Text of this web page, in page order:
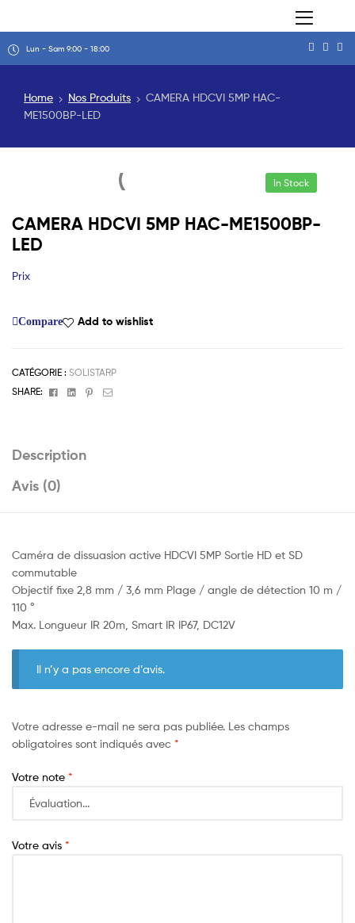
Lun - Sam 9:00 - 18:00
Home Nos Produits
CAMERA HDCVI 5MP HAC-
ME1500BP-LED
In Stock
CAMERA HDCVI 5MP HAC-ME1500BP-
LED
Prix
Compare Add to wishlist
CATÉGORIE : SOLISTARP
SHARE:
FacebookLinkedinPinterest
Email
Description
Avis (0)
Caméra de dissuasion active HDCVI 5MP Sortie HD et SD
commutable
Objectif fixe 2,8 mm / 3,6 mm Plage / angle de détection 10 m /
110 °
Max. Longueur IR 20m, Smart IR IP67, DC12V
Il n’y a pas encore d’avis.
Votre adresse e-mail ne sera pas publiée. Les champs
obligatoires sont indiqués avec *
Votre note *
Votre avis *